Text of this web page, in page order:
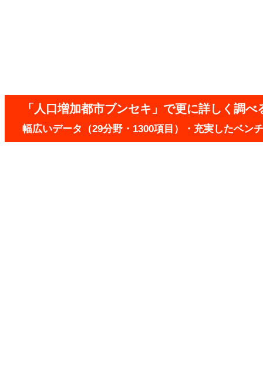
「人口増加都市ブンセキ」で更に詳しく調べ
幅広いデータ（29分野・1300項目）・充実したベン